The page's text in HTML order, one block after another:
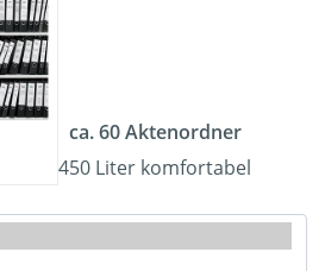
ca. 60 Aktenordner
450 Liter komfortabel